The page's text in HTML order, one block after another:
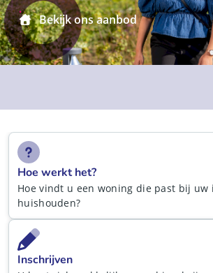
Bekijk ons aanbod
Hoe werkt het?
Hoe vindt u een woning die past bij uw
huishouden?
Inschrijven